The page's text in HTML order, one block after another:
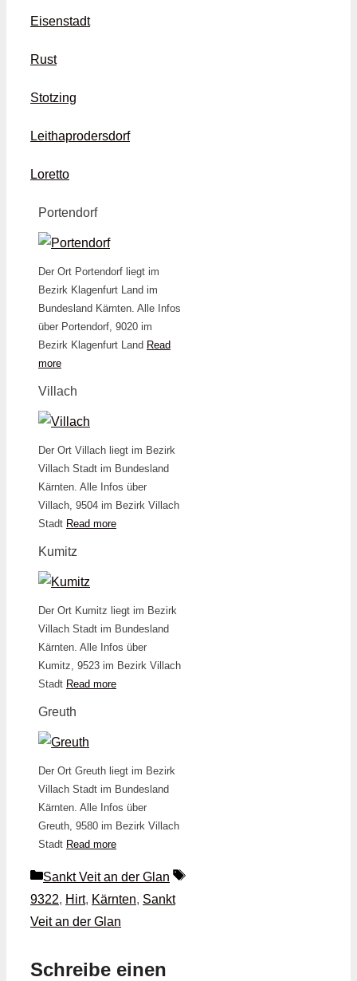
Eisenstadt
Rust
Stotzing
Leithaprodersdorf
Loretto
Portendorf
Der Ort Portendorf liegt im
Bezirk Klagenfurt Land im
Bundesland Kärnten. Alle Infos
über Portendorf, 9020 im
Bezirk Klagenfurt Land Read
more
Villach
Der Ort Villach liegt im Bezirk
Villach Stadt im Bundesland
Kärnten. Alle Infos über
Villach, 9504 im Bezirk Villach
Stadt Read more
Kumitz
Der Ort Kumitz liegt im Bezirk
Villach Stadt im Bundesland
Kärnten. Alle Infos über
Kumitz, 9523 im Bezirk Villach
Stadt Read more
Greuth
Der Ort Greuth liegt im Bezirk
Villach Stadt im Bundesland
Kärnten. Alle Infos über
Greuth, 9580 im Bezirk Villach
Stadt Read more
Kategorien
Sankt Veit an der Glan
Schlagwörter
9322, Hirt, Kärnten, Sankt
Veit an der Glan
Schreibe einen